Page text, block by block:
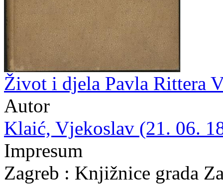
Život i djela Pavla Rittera
Autor
Klaić, Vjekoslav (21. 06.
Impresum
Zagreb : Knjižnice grada